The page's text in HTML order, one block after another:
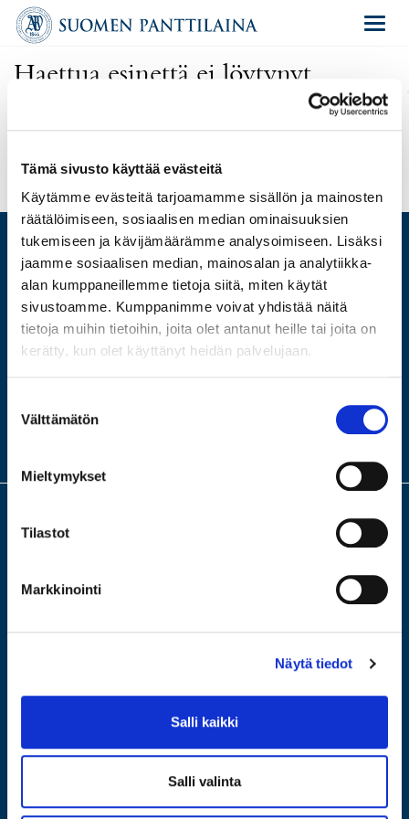
Tämä sivusto käyttää evästeitä
Käytämme evästeitä tarjoamamme sisällön ja mainosten
räätälöimiseen, sosiaalisen median ominaisuuksien
tukemiseen ja kävijämäärämme analysoimiseen. Lisäksi
jaamme sosiaalisen median, mainosalan ja analytiikka-
alan kumppaneillemme tietoja siitä, miten käytät
sivustoamme. Kumppanimme voivat yhdistää näitä
tietoja muihin tietoihin, joita olet antanut heille tai joita on
kerätty, kun olet käyttänyt heidän palvelujaan.
valinta
Välttämätön
Mieltymykset
Tilastot
Markkinointi
Näytä tiedot
Salli kaikki
Salli valinta
Haettua esinettä ei löytynyt
Olet antanut virheellisen osoitteen tai kyseinen esine on poistettu
ARVIO
LAINAA
MYY
HUUTOKAUPPA
Meillä saat arvion ja lainaa arvotavaroistasi. Turvallinen ja fiksu laina,
lainaat itseltäsi. Tervetuloa johonkin neljästä
konttoristamme ilmaiseen arviointiin!